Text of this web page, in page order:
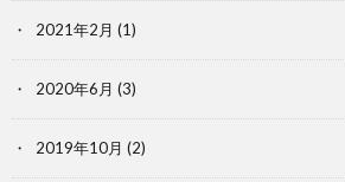
2021年2月 (1)
2020年6月 (3)
2019年10月 (2)